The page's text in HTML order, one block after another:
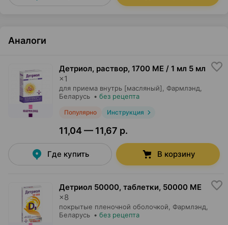
Аналоги
Детриол, раствор, 1700 МЕ / 1 мл 5 мл
×1
для приема внутрь [масляный], Фармлэнд
Беларусь • без рецепта
Популярно Инструкция
11,04 — 11,67 р.
Где купить В корзину
Детриол 50000, таблетки, 50000 МЕ
×8
покрытые пленочной оболочкой, Фармлэнд
Беларусь • без рецепта